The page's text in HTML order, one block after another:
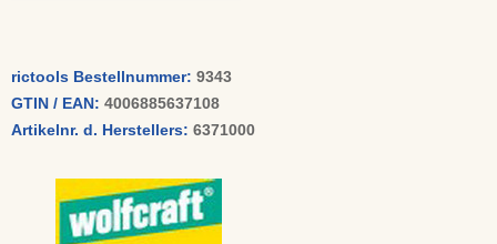
rictools Bestellnummer: 9343
GTIN / EAN: 4006885637108
Artikelnr. d. Herstellers: 6371000